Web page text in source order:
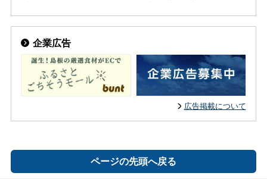
企業広告
広告掲載について
ページの先頭へ戻る